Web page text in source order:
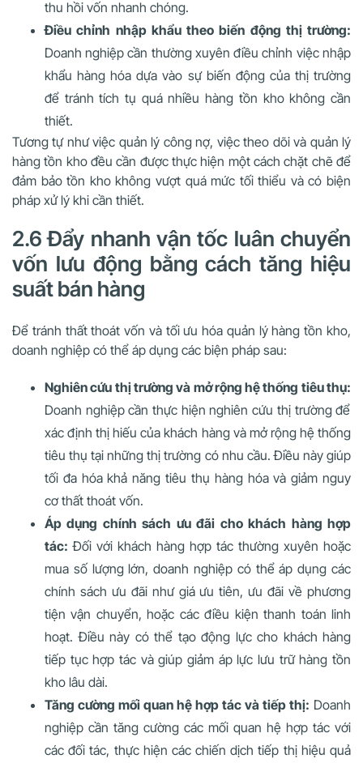
thu hồi vốn nhanh chóng.
Điều chỉnh nhập khẩu theo biến động thị trường:
Doanh nghiệp cần thường xuyên điều chỉnh việc nhập
khẩu hàng hóa dựa vào sự biến động của thị trường
để tránh tích tụ quá nhiều hàng tồn kho không cần
thiết.
Tương tự như việc quản lý công nợ, việc theo dõi và quản lý
hàng tồn kho đều cần được thực hiện một cách chặt chẽ để
đảm bảo tồn kho không vượt quá mức tối thiểu và có biện
pháp xử lý khi cần thiết.
2.6 Đẩy nhanh vận tốc luân chuyển
vốn lưu động bằng cách tăng hiệu
suất bán hàng
Để tránh thất thoát vốn và tối ưu hóa quản lý hàng tồn kho,
doanh nghiệp có thể áp dụng các biện pháp sau:
Nghiên cứu thị trường và mở rộng hệ thống tiêu thụ:
Doanh nghiệp cần thực hiện nghiên cứu thị trường để
xác định thị hiếu của khách hàng và mở rộng hệ thống
tiêu thụ tại những thị trường có nhu cầu. Điều này giúp
tối đa hóa khả năng tiêu thụ hàng hóa và giảm nguy
cơ thất thoát vốn.
Áp dụng chính sách ưu đãi cho khách hàng hợp
tác: Đối với khách hàng hợp tác thường xuyên hoặc
mua số lượng lớn, doanh nghiệp có thể áp dụng các
chính sách ưu đãi như giá ưu tiên, ưu đãi về phương
tiện vận chuyển, hoặc các điều kiện thanh toán linh
hoạt. Điều này có thể tạo động lực cho khách hàng
tiếp tục hợp tác và giúp giảm áp lực lưu trữ hàng tồn
kho lâu dài.
Tăng cường mối quan hệ hợp tác và tiếp thị: Doanh
nghiệp cần tăng cường các mối quan hệ hợp tác với
các đối tác, thực hiện các chiến dịch tiếp thị hiệu quả